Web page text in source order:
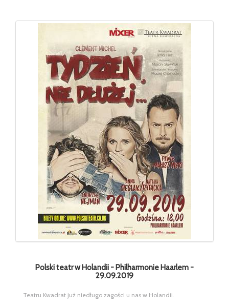
Polski teatr w Holandii - Philharmonie Haarlem -
29.09.2019
Teatru Kwadrat już niedługo zagości u nas w Holandii.